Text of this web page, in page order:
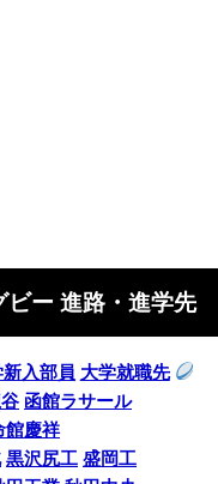
ビー 進路・進学先
新入部員 大学就職先
函館ラサール
館慶祥
黒沢尻工 盛岡工